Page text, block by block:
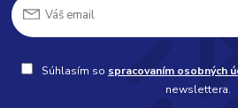
Súhlasím so spracovaním osobných
newslettera.